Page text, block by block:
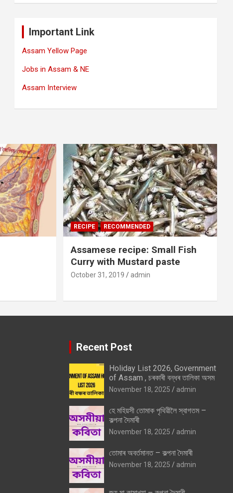
Important Link
Assam Yellow Page
Jobs in Assam & NE
Assam Interview
RECIPE RECOMMENDED
Assamese recipe: Small Fish
Curry with Mustard paste
October 31, 2019 admin
Recent Post
Holiday List 2026, Government
of Assam , চৰকাৰী বন্ধৰ তালিকা অসম
November 18, 2025 admin
হে মহিয়সী তোমাক পৃথিৱীলৈ স্বাগতম –
কল্পনা দৈমাৰী
November 18, 2025 admin
তোমাৰ অবৰ্তমানত – কল্পনা দৈমাৰী
November 18, 2025 admin